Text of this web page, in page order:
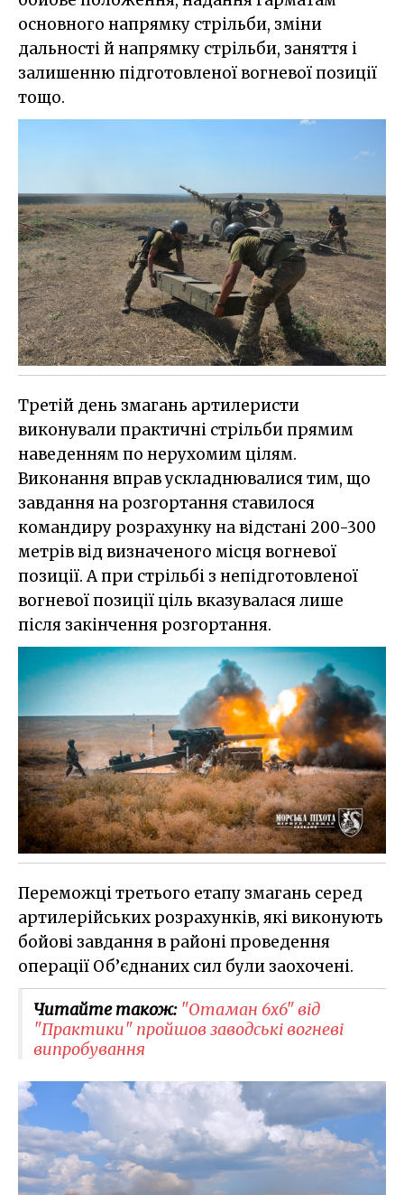
основного напрямку стрільби, зміни
дальності й напрямку стрільби, заняття і
залишенню підготовленої вогневої позиції
тощо.
Третій день змагань артилеристи
виконували практичні стрільби прямим
наведенням по нерухомим цілям.
Виконання вправ ускладнювалися тим, що
завдання на розгортання ставилося
командиру розрахунку на відстані 200-300
метрів від визначеного місця вогневої
позиції. А при стрільбі з непідготовленої
вогневої позиції ціль вказувалася лише
після закінчення розгортання.
Переможці третього етапу змагань серед
артилерійських розрахунків, які виконують
бойові завдання в районі проведення
операції Об’єднаних сил були заохочені.
Читайте також: ​"Отаман 6x6" від
"Практики" пройшов заводські вогневі
випробування